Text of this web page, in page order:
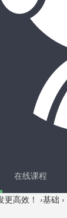
在线课程
高效！ ›基础 ›